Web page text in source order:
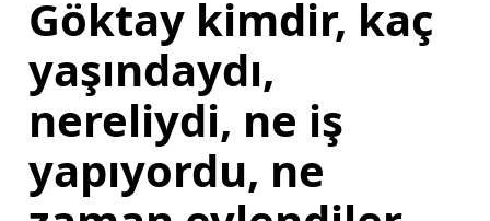
Göktay kimdir, kaç
yaşındaydı,
nereliydi, ne iş
yapıyordu, ne